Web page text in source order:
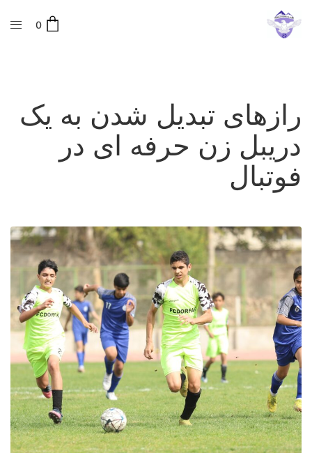
0
رازهای تبدیل شدن به یک
دریبل زن حرفه ای در
فوتبال